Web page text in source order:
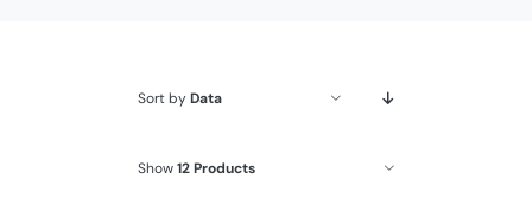
Sort byData
Show12 Products